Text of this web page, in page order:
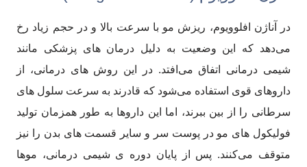
در آناژن افلوویوم، ریزش مو با سرعت بالا و در حجم زیاد رخ
می‌دهد که این وضعیت به دلیل درمان های پزشکی مانند
شیمی درمانی اتفاق می‌افتد. در این روش های درمانی، از
داروهای قوی استفاده می‌شود که قادرند به سرعت سلول های
سرطانی را از بین ببرند، اما این داروها به طور همزمان تولید
فولیکول های مو در پوست سر و سایر قسمت های بدن را نیز
متوقف می‌کنند. پس از پایان دوره ی شیمی درمانی، موها